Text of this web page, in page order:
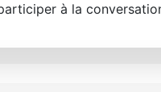
à la